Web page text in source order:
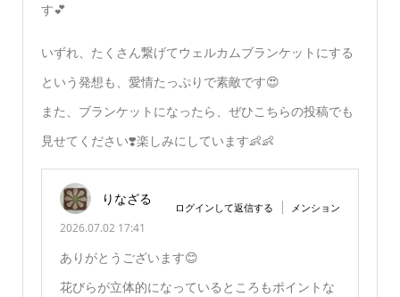
す💕
いずれ、たくさん繋げてウェルカムブランケットにする
という発想も、愛情たっぷりで素敵です😍
また、ブランケットになったら、ぜひこちらの投稿でも
見せてください❣️楽しみにしています👶👶
りなざる
2026.07.02 17:41
ログインして返信する メンション
ありがとうございます😊
花びらが立体的になっているところもポイントな